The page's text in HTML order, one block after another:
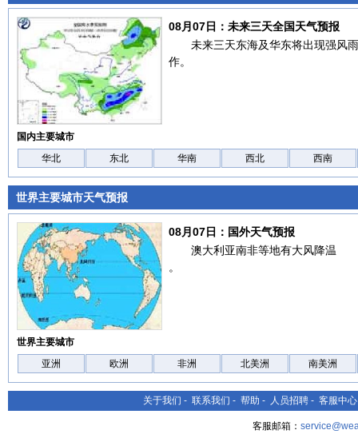
08月07日：未来三天全国天气预报
未来三天东海及华东将出现强风
作。
国内主要城市
华北
东北 华南 西北 西南
世界主要城市天气预报
08月07日：国外天气预报
澳大利亚南非等地有大风降温
。
世界主要城市
亚洲
欧洲 非洲 北美洲 南美洲
关于我们 - 联系我们 - 帮助 - 人员招聘 - 客服中心
客服邮箱：